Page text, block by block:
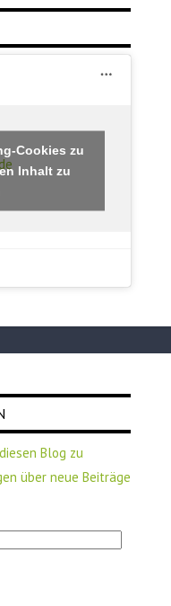
Cookies zu
Inhalt zu
Blog zu
über neue Beiträge